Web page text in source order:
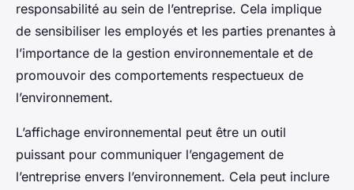
responsabilité au sein de l’entreprise. Cela implique
de sensibiliser les employés et les parties prenantes à
l’importance de la gestion environnementale et de
promouvoir des comportements respectueux de
l’environnement.
L’affichage environnemental peut être un outil
puissant pour communiquer l’engagement de
l’entreprise envers l’environnement. Cela peut inclure